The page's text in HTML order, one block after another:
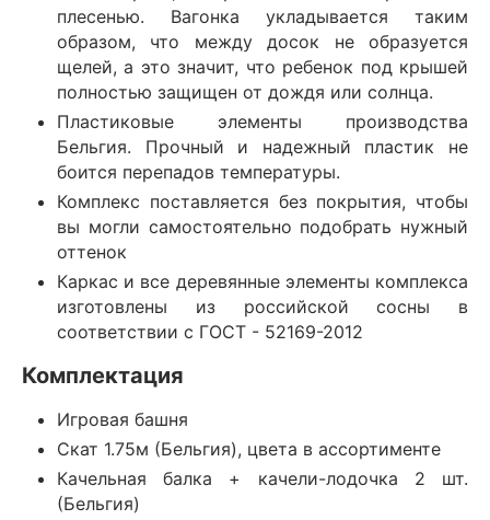
плесенью. Вагонка укладывается таким
образом, что между досок не образуется
щелей, а это значит, что ребенок под крышей
полностью защищен от дождя или солнца.
Пластиковые элементы производства
Бельгия. Прочный и надежный пластик не
боится перепадов температуры.
Комплекс поставляется без покрытия, чтобы
вы могли самостоятельно подобрать нужный
оттенок
Каркас и все деревянные элементы комплекса
изготовлены из российской сосны в
соответствии с ГОСТ - 52169-2012
Комплектация
Игровая башня
Скат 1.75м (Бельгия), цвета в ассортименте
Качельная балка + качели-лодочка 2 шт.
(Бельгия)